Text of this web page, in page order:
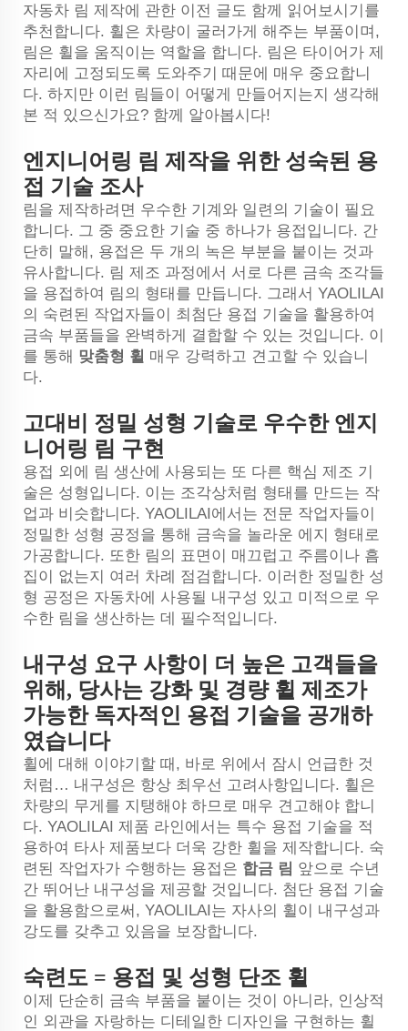
자동차 림 제작에 관한 이전 글도 함께 읽어보시기를
추천합니다. 휠은 차량이 굴러가게 해주는 부품이며,
림은 휠을 움직이는 역할을 합니다. 림은 타이어가 제
자리에 고정되도록 도와주기 때문에 매우 중요합니
다. 하지만 이런 림들이 어떻게 만들어지는지 생각해
본 적 있으신가요? 함께 알아봅시다!
엔지니어링 림 제작을 위한 성숙된 용
접 기술 조사
림을 제작하려면 우수한 기계와 일련의 기술이 필요
합니다. 그 중 중요한 기술 중 하나가 용접입니다. 간
단히 말해, 용접은 두 개의 녹은 부분을 붙이는 것과
유사합니다. 림 제조 과정에서 서로 다른 금속 조각들
을 용접하여 림의 형태를 만듭니다. 그래서 YAOLILAI
의 숙련된 작업자들이 최첨단 용접 기술을 활용하여
금속 부품들을 완벽하게 결합할 수 있는 것입니다. 이
를 통해 맞춤형 휠 매우 강력하고 견고할 수 있습니
다.
고대비 정밀 성형 기술로 우수한 엔지
니어링 림 구현
용접 외에 림 생산에 사용되는 또 다른 핵심 제조 기
술은 성형입니다. 이는 조각상처럼 형태를 만드는 작
업과 비슷합니다. YAOLILAI에서는 전문 작업자들이
정밀한 성형 공정을 통해 금속을 놀라운 에지 형태로
가공합니다. 또한 림의 표면이 매끄럽고 주름이나 흠
집이 없는지 여러 차례 점검합니다. 이러한 정밀한 성
형 공정은 자동차에 사용될 내구성 있고 미적으로 우
수한 림을 생산하는 데 필수적입니다.
내구성 요구 사항이 더 높은 고객들을
위해, 당사는 강화 및 경량 휠 제조가
가능한 독자적인 용접 기술을 공개하
였습니다
휠에 대해 이야기할 때, 바로 위에서 잠시 언급한 것
처럼… 내구성은 항상 최우선 고려사항입니다. 휠은
차량의 무게를 지탱해야 하므로 매우 견고해야 합니
다. YAOLILAI 제품 라인에서는 특수 용접 기술을 적
용하여 타사 제품보다 더욱 강한 휠을 제작합니다. 숙
련된 작업자가 수행하는 용접은 합금 림 앞으로 수년
간 뛰어난 내구성을 제공할 것입니다. 첨단 용접 기술
을 활용함으로써, YAOLILAI는 자사의 휠이 내구성과
강도를 갖추고 있음을 보장합니다.
숙련도 = 용접 및 성형 단조 휠
이제 단순히 금속 부품을 붙이는 것이 아니라, 인상적
인 외관을 자랑하는 디테일한 디자인을 구현하는 휠